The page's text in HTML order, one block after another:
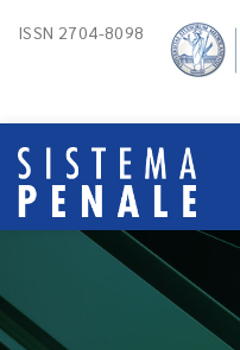
ISSN 2704-8098